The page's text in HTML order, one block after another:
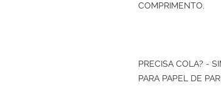
COMPRIMENTO.
PRECISA COLA? -
PARA PAPEL DE